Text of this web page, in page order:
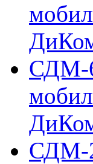
СДМ-
СДМ-